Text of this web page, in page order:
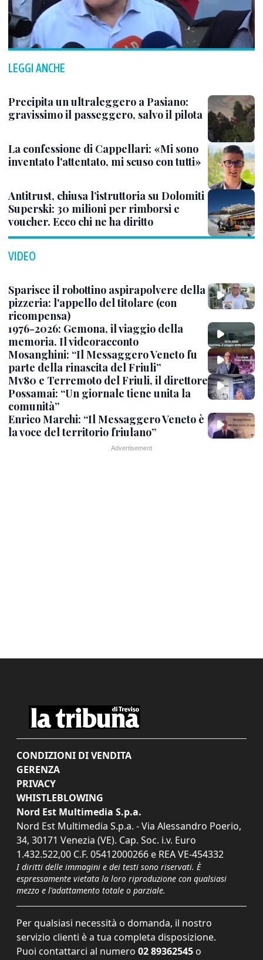
LEGGI ANCHE
Precipita un ultraleggero a Pasiano:
gravissimo il passeggero, salvo il pilota
La confessione di Cappellari: «Mi sono
inventato l'attentato, mi scuso con tutti»
Antitrust, chiusa l’istruttoria su Dolomiti
Superski: 30 milioni per rimborsi e
voucher. Ecco chi ne ha diritto
VIDEO
Sparisce il robottino aspirapolvere della
pizzeria: l'appello del titolare (con
ricompensa)
1976-2026: Gemona, il viaggio della
memoria. Il videoracconto
Mosanghini: “Il Messaggero Veneto fu
parte della rinascita del Friuli”
Mv80 e Terremoto del Friuli, il direttore
Possamai: “Un giornale tiene unita la
comunità”
Enrico Marchi: “Il Messaggero Veneto è
la voce del territorio friulano”
CONDIZIONI DI VENDITA
GERENZA
PRIVACY
WHISTLEBLOWING
Nord Est Multimedia S.p.a.
Nord Est Multimedia S.p.a. - Via Alessandro Poerio,
34, 30171 Venezia (VE). Cap. Soc. i.v. Euro
1.432.522,00 C.F. 05412000266 e REA VE-454332
I diritti delle immagini e dei testi sono riservati. È
espressamente vietata la loro riproduzione con qualsiasi
mezzo e l'adattamento totale o parziale.
Per qualsiasi necessità o domanda, il nostro
servizio clienti è a tua completa disposizione.
Puoi contattarci al numero 02 89362545 o